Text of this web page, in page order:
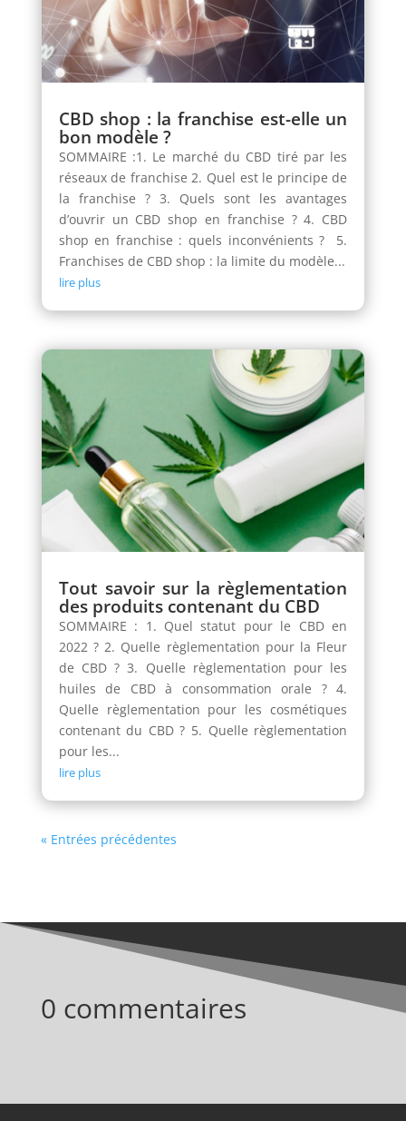
CBD shop : la franchise est-elle un
bon modèle ?
SOMMAIRE :1. Le marché du CBD tiré par les
réseaux de franchise 2. Quel est le principe de
la franchise ? 3. Quels sont les avantages
d’ouvrir un CBD shop en franchise ? 4. CBD
shop en franchise : quels inconvénients ? 5.
Franchises de CBD shop : la limite du modèle...
lire plus
Tout savoir sur la règlementation
des produits contenant du CBD
SOMMAIRE : 1. Quel statut pour le CBD en
2022 ? 2. Quelle règlementation pour la Fleur
de CBD ? 3. Quelle règlementation pour les
huiles de CBD à consommation orale ? 4.
Quelle règlementation pour les cosmétiques
contenant du CBD ? 5. Quelle règlementation
pour les...
lire plus
« Entrées précédentes
0 commentaires